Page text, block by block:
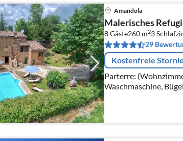
Amandola
Malerisches
8 Gäste260 m23
29
Kostenfreie
Parterre:
Waschmaschine, Bügelbrett,
(Wohnzimmer(TV,
Esszimmer(Esstisch)